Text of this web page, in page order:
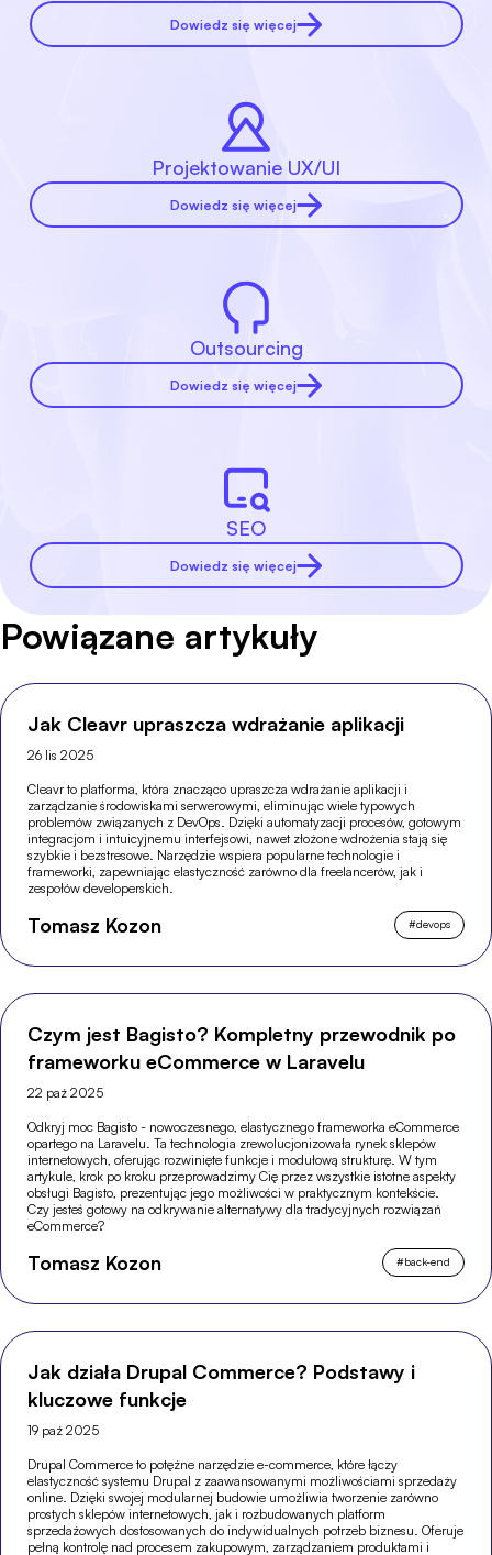
Dowiedz się więcej
Projektowanie UX/UI
Dowiedz się więcej
Outsourcing
Dowiedz się więcej
SEO
Dowiedz się więcej
Powiązane artykuły
Jak Cleavr upraszcza wdrażanie aplikacji
26 lis 2025
Cleavr to platforma, która znacząco upraszcza wdrażanie aplikacji i
zarządzanie środowiskami serwerowymi, eliminując wiele typowych
problemów związanych z DevOps. Dzięki automatyzacji procesów, gotowym
integracjom i intuicyjnemu interfejsowi, nawet złożone wdrożenia stają się
szybkie i bezstresowe. Narzędzie wspiera popularne technologie i
frameworki, zapewniając elastyczność zarówno dla freelancerów, jak i
zespołów developerskich.
Tomasz Kozon #devops
Czym jest Bagisto? Kompletny przewodnik po
frameworku eCommerce w Laravelu
22 paź 2025
Odkryj moc Bagisto - nowoczesnego, elastycznego frameworka eCommerce
opartego na Laravelu. Ta technologia zrewolucjonizowała rynek sklepów
internetowych, oferując rozwinięte funkcje i modułową strukturę. W tym
artykule, krok po kroku przeprowadzimy Cię przez wszystkie istotne aspekty
obsługi Bagisto, prezentując jego możliwości w praktycznym kontekście.
Czy jesteś gotowy na odkrywanie alternatywy dla tradycyjnych rozwiązań
eCommerce?
Tomasz Kozon #back-end
Jak działa Drupal Commerce? Podstawy i
kluczowe funkcje
19 paź 2025
Drupal Commerce to potężne narzędzie e-commerce, które łączy
elastyczność systemu Drupal z zaawansowanymi możliwościami sprzedaży
online. Dzięki swojej modularnej budowie umożliwia tworzenie zarówno
prostych sklepów internetowych, jak i rozbudowanych platform
sprzedażowych dostosowanych do indywidualnych potrzeb biznesu. Oferuje
pełną kontrolę nad procesem zakupowym, zarządzaniem produktami i